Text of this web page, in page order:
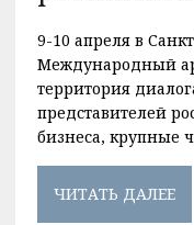
9-10 апреля в
Международный
территория
представителей
бизнеса, крупные
ЧИТАТЬ ДАЛЕЕ